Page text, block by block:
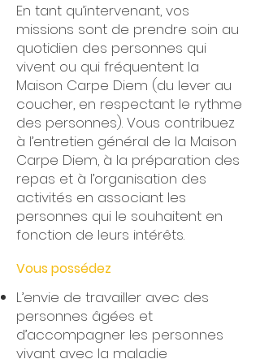
En tant qu’intervenant, vos
missions sont de prendre soin au
quotidien des personnes qui
vivent ou qui fréquentent la
Maison Carpe Diem (du lever au
coucher, en respectant le rythme
des personnes). Vous contribuez
à l’entretien général de la Maison
Carpe Diem, à la préparation des
repas et à l’organisation des
activités en associant les
personnes qui le souhaitent en
fonction de leurs intérêts.
Vous possédez
L’envie de travailler avec des
personnes âgées et
d’accompagner les personnes
vivant avec la maladie